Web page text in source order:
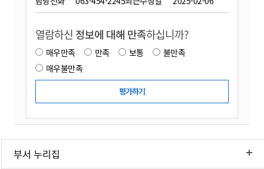
열람하신 정보에 대해 만족하십니까?
매우만족 만족 보통
불만족
매우불만족
부서 누리집